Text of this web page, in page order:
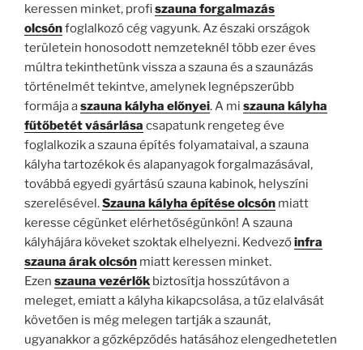
keressen minket, profiszauna forgalmazás
olcsónfoglalkozó cég vagyunk. Az északi országok
területein honosodott nemzeteknél több ezer éves
múltra tekinthetünk vissza a szauna és a szaunázás
történelmét tekintve, amelynek legnépszerűbb
formája aszauna kályha előnyei. A mi szauna kályha
fűtőbetét vásárlása csapatunk rengeteg éve
foglalkozik a szauna építés folyamataival, a szauna
kályha tartozékok és alapanyagok forgalmazásával,
továbbá egyedi gyártású szauna kabinok, helyszíni
szerelésével.Szauna kályha építése olcsón miatt
keresse cégünket elérhetőségünkön! A szauna
kályhájára köveket szoktak elhelyezni. Kedvezőinfra
szauna árak olcsón miatt keressen minket.
Ezen szauna vezérlők biztosítja hosszútávon a
meleget, emiatt a kályha kikapcsolása, a tűz elalvását
követően is még melegen tartják a szaunát,
ugyanakkor a gőzképződés hatásához elengedhetetlen